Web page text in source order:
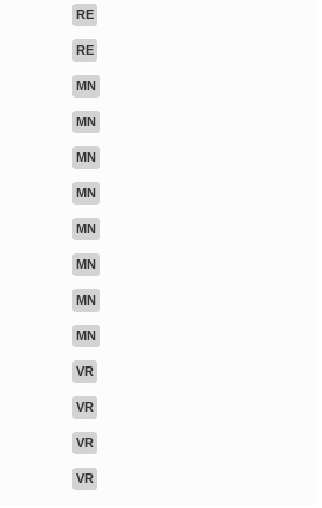
RE
RE
MN
MN
MN
MN
MN
MN
MN
MN
VR
VR
VR
VR